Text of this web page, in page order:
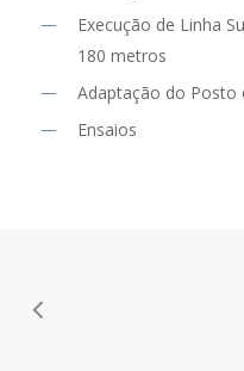
Execução de Linha
180 metros
Adaptação do Posto
Ensaios